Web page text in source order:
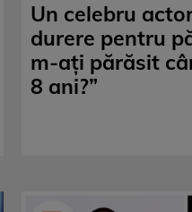
Un celebru
durere pentru
m-ați părăsit
8 ani?”